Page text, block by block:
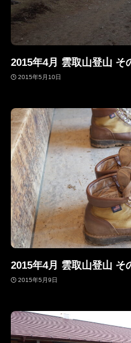
2015年4月 雲取山登山 そ
2015年5月10日
2015年4月 雲取山登山 そ
2015年5月9日